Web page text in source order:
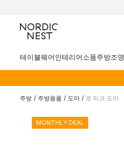
테이블웨어인테리어소품주방조명
주방 / 주방용품 / 도마 / 로 티크 도마
MONTHLY DEAL